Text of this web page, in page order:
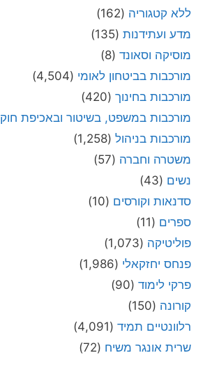
ללא קטגוריה (162)
מדע ועתידנות (135)
מוסיקה וסאונד (8)
מורכבות בביטחון לאומי (4,504)
מורכבות בחינוך (420)
מורכבות במשפט, בשיטור ובאכיפת חוק
מורכבות בניהול (1,258)
משטרה וחברה (57)
נשים (43)
סדנאות וקורסים (10)
ספרים (11)
פוליטיקה (1,073)
פנחס יחזקאלי (1,986)
פרקי לימוד (90)
קורונה (150)
רלוונטיים תמיד (4,091)
שרית אונגר משיח (72)